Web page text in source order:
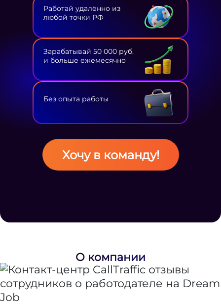
Работай удалённо из
любой точки РФ
Зарабатывай 50 000 руб.
и больше ежемесячно
Без опыта работы
Хочу в команду!
О компании